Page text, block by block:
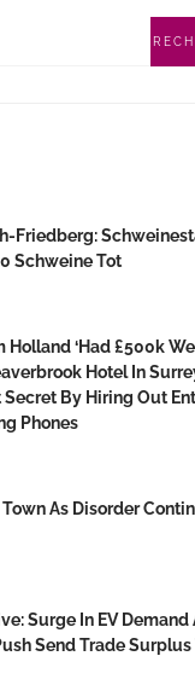
Friedberg:
Schweine Tot
Holland ‘had £500k
Hotel In
Secret By Hiring Out
Phones
As Disorder
Surge In EV Demand
Send Trade Surplus